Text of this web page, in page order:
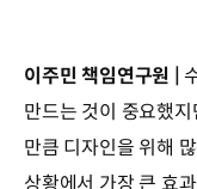
이주민 책임연구원 |
만드는 것이 중요했
만큼 디자인을 위해
상황에서 가장 큰 효